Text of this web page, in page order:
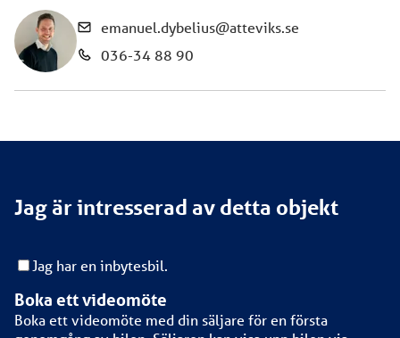
emanuel.dybelius@atteviks.se
036-34 88 90
Jag är intresserad av detta objekt
Jag har en inbytesbil.
Boka ett videomöte
Boka ett videomöte med din säljare för en första